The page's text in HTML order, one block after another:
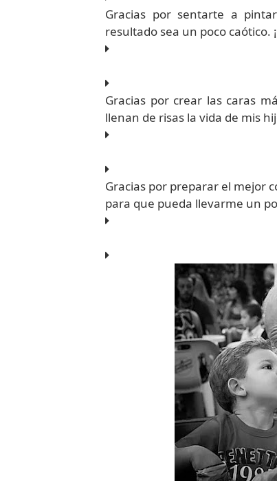
Gracias por sentarte a
resultado sea un poco caótico.
Gracias por crear las caras
llenan de risas la vida de mis
Gracias por preparar el mejor
para que pueda llevarme un